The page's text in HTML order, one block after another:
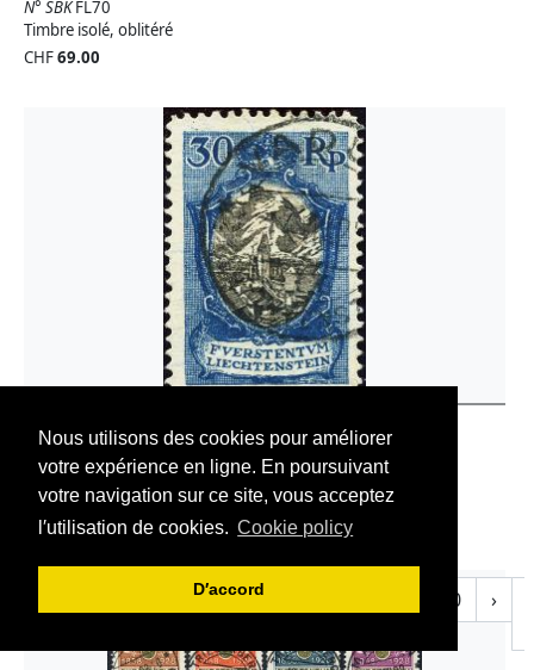
Nous utilisons des cookies pour améliorer
votre expérience en ligne. En poursuivant
votre navigation sur ce site, vous acceptez
l′utilisation de cookies. Cookie policy
D′accord
N° SBKFL70
Timbre isolé, oblitéré
CHF69.00
1925 modèle de paysage
N° SBKFL71
Timbre isolé, oblitéré
CHF4.00
4 5 10 ›